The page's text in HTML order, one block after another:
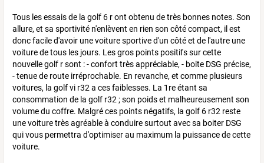
Tous les essais de la golf 6 r ont obtenu de très bonnes notes. Son
allure, et sa sportivité n'enlèvent en rien son côté compact, il est
donc facile d'avoir une voiture sportive d'un côté et de l'autre une
voiture de tous les jours. Les gros points positifs sur cette
nouvelle golf r sont : - confort très appréciable, - boite DSG précise,
- tenue de route irréprochable. En revanche, et comme plusieurs
voitures, la golf vi r32 a ces faiblesses. La 1re étant sa
consommation de la golf r32 ; son poids et malheureusement son
volume du coffre. Malgré ces points négatifs, la golf 6 r32 reste
une voiture très agréable à conduire surtout avec sa boiter DSG
qui vous permettra d'optimiser au maximum la puissance de cette
voiture.